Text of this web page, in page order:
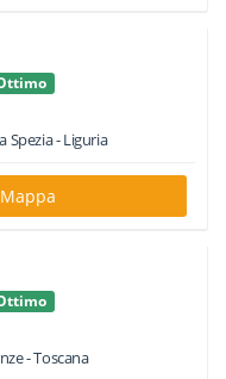
Spezia -Liguria
Mappa
-Toscana